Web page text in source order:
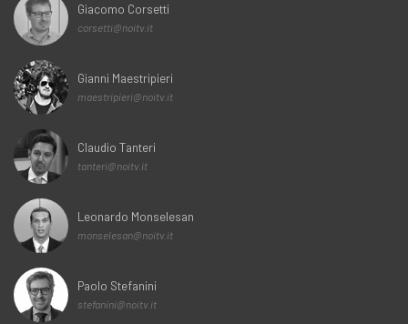
Giacomo Corsetti
corsetti@noitv.it
Gianni Maestripieri
maestripieri@noitv.it
Claudio Tanteri
tanteri@noitv.it
Leonardo Monselesan
monselesan@noitv.it
Paolo Stefanini
stefanini@noitv.it